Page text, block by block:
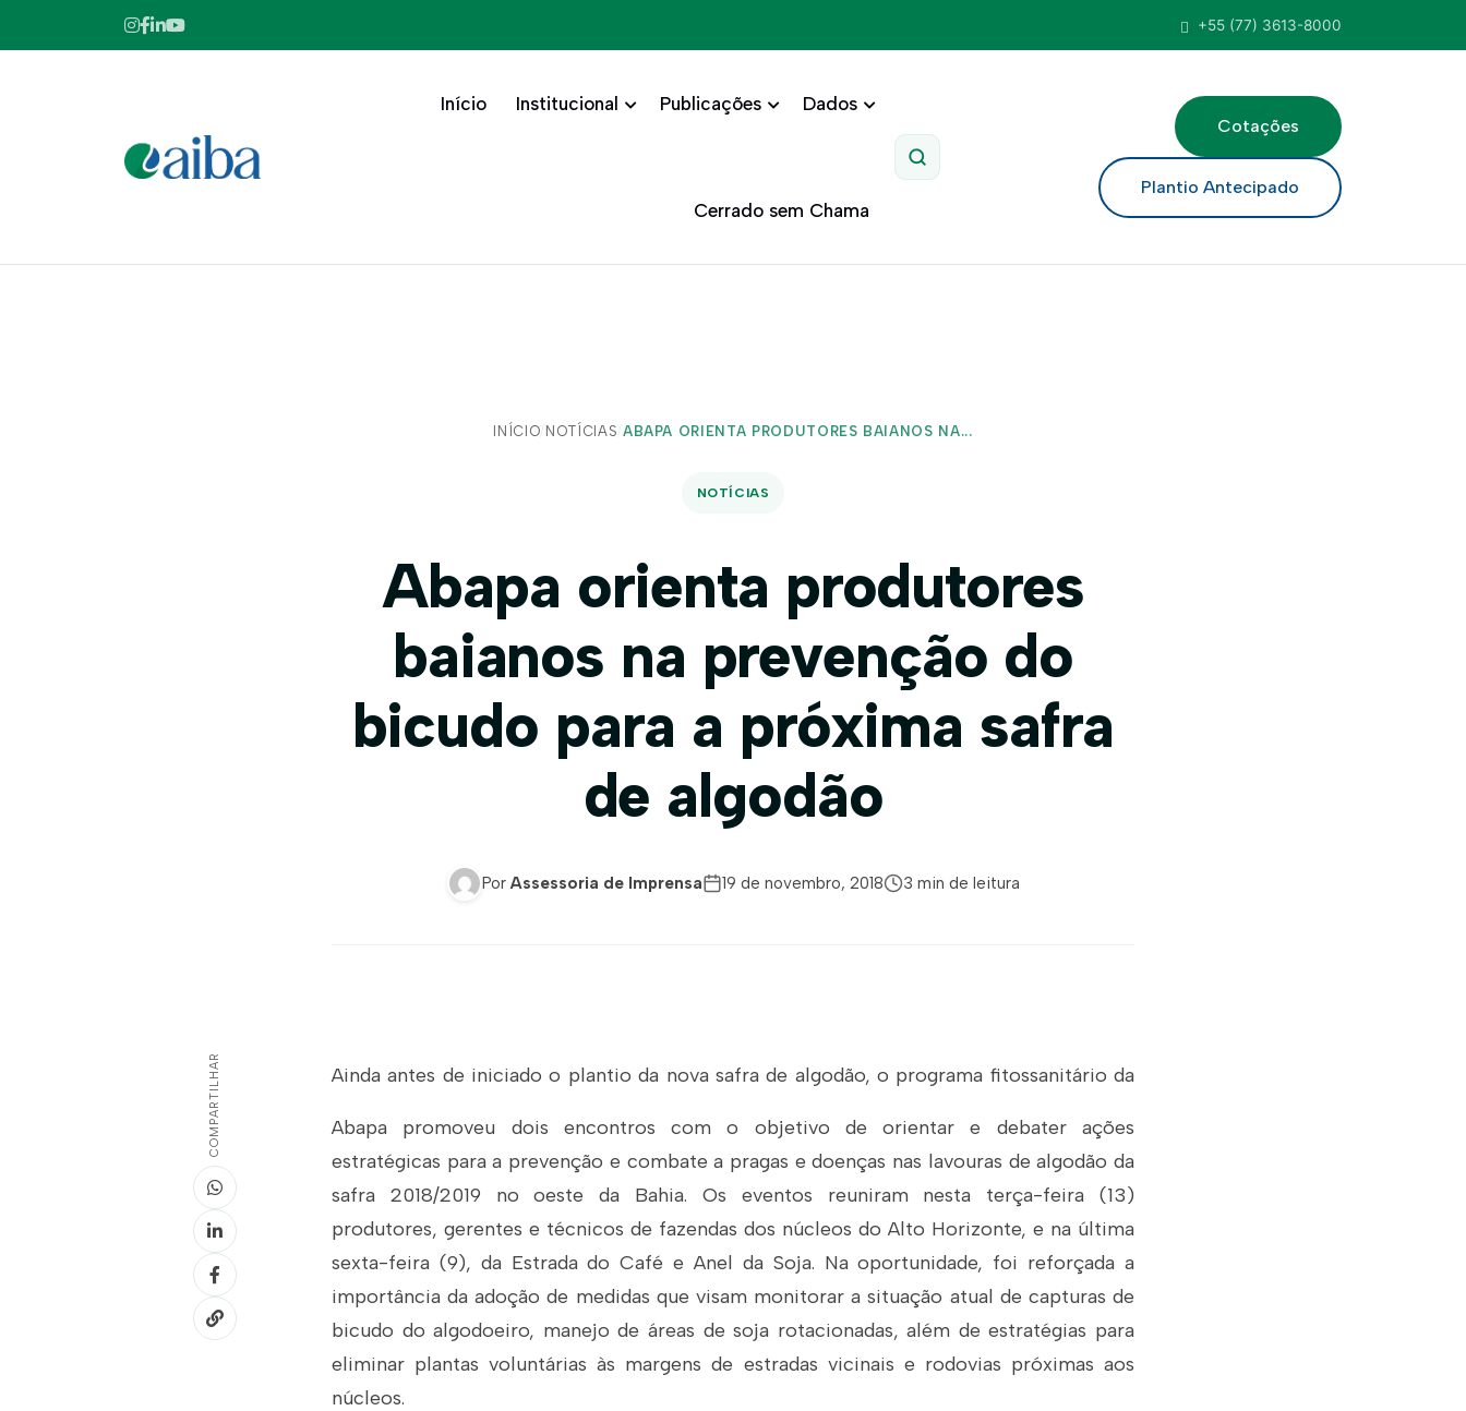
+55 (77) 3613-8000
Início Institucional Publicações Dados
Cerrado sem Chama
Pesquisar
Cotações
Plantio Antecipado
INÍCIO/ NOTÍCIAS/ABAPA ORIENTA PRODUTORES BAIANOS NA...
NOTÍCIAS
Abapa orienta produtores
baianos na prevenção do
bicudo para a próxima safra
de algodão
Por Assessoria de Imprensa 19 de novembro, 2018 3 min de leitura
COMPARTILHAR Ainda antes de iniciado o plantio da nova safra de algodão, o programa fitossanitário da
Abapa promoveu dois encontros com o objetivo de orientar e debater ações
estratégicas para a prevenção e combate a pragas e doenças nas lavouras de algodão da
safra 2018/2019 no oeste da Bahia. Os eventos reuniram nesta terça-feira (13)
produtores, gerentes e técnicos de fazendas dos núcleos do Alto Horizonte, e na última
sexta-feira (9), da Estrada do Café e Anel da Soja. Na oportunidade, foi reforçada a
importância da adoção de medidas que visam monitorar a situação atual de capturas de
bicudo do algodoeiro, manejo de áreas de soja rotacionadas, além de estratégias para
eliminar plantas voluntárias às margens de estradas vicinais e rodovias próximas aos
núcleos.